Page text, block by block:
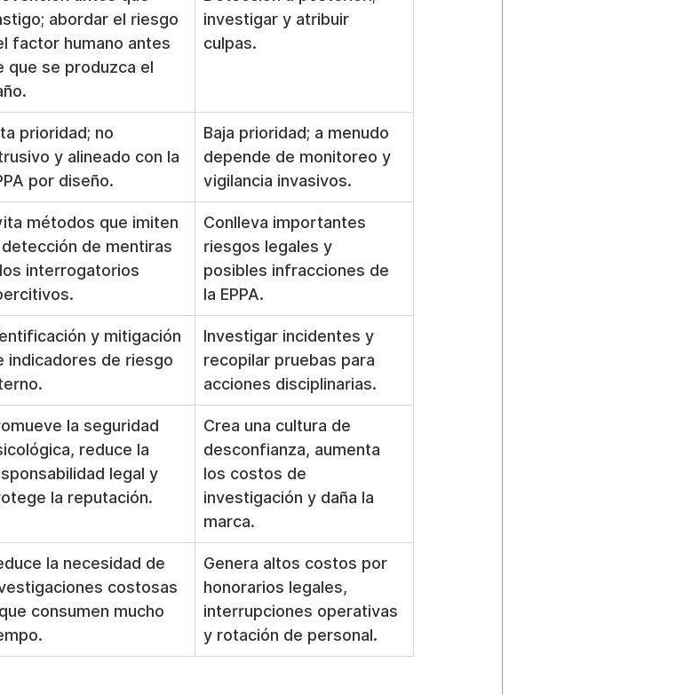
abordar el riesgo
factor humano antes
que se produzca el
investigar y atribuir
culpas.
prioridad; no
y alineado con la
por diseño.
Baja prioridad; a menudo
depende de monitoreo y
vigilancia invasivos.
métodos que imiten
detección de mentiras
interrogatorios
Conlleva importantes
riesgos legales y
posibles infracciones de
la EPPA.
y mitigación
indicadores de riesgo
Investigar incidentes y
recopilar pruebas para
acciones disciplinarias.
la seguridad
reduce la
legal y
la reputación.
Crea una cultura de
desconfianza, aumenta
los costos de
investigación y daña la
marca.
la necesidad de
costosas
consumen mucho
Genera altos costos por
honorarios legales,
interrupciones operativas
y rotación de personal.